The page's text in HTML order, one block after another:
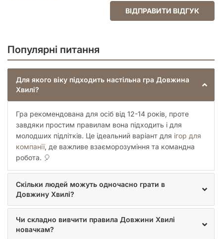
Команда противника може отримати додаткове очко,
якщо вгадає, з якого боку від стрілки розташована
У кооперативному режимі всі гравці об'єднуються в одну
кінця раунду. Основна різниця полягає у відсутності
змагальної фази та трохи зміненій системі підрахунку очок,
що робить гру менш напруженою, але не менш
захоплюючою.
Чому варто обрати "Довжину
хвилі"?
Довжина хвилі
та інтуїцію, але й зближує гравців. Завдяки різноманітним
підказкам та багатогранності асоціативних рішень, вона
ніколи не набридає та кожного разу дарує новий досвід.
ЗамовтеДовжину хвилі
у нашому магазині, щоб відкрити
ВІДПРАВИТИ ВІДГУК
Популярні питання
Для якого віку підходить настільна гра Довжина
Хвилі?
Гра рекомендована для осіб від 12-14 років, проте
завдяки простим правилам вона підходить і для
молодших підлітків. Це ідеальний варіант для ігор для
компанії, де важливе взаєморозуміння та командна
робота. 🎈
Скільки людей можуть одночасно грати в
Довжину Хвилі?
Чи складно вивчити правила Довжини Хвилі
новачкам?